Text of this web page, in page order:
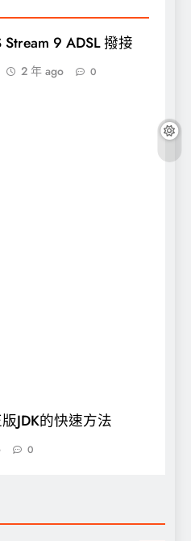
Stream 9 ADSL 撥接
2 年 ago 0
JDK的快速方法
0